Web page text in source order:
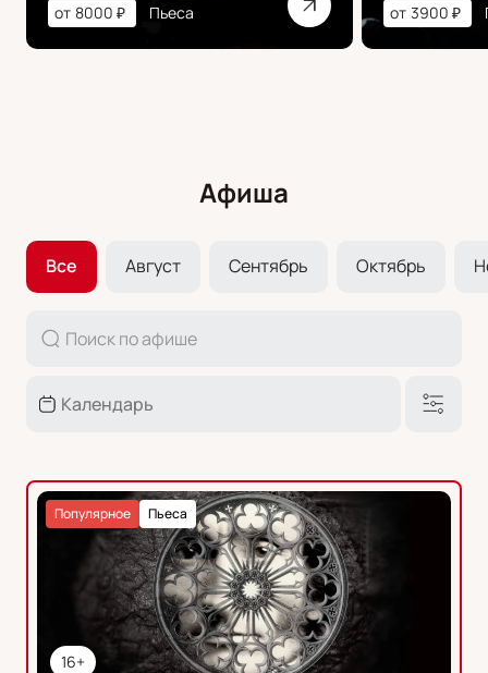
от 8000 ₽ Пьеса
от 3900 ₽
Афиша
Все Август Сентябрь Октябрь
16+
Пьеса
Популярное